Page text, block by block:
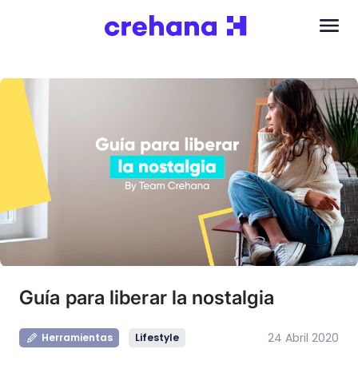
Guía para liberar la nostalgia
Herramientas Lifestyle 24 Abril 2020